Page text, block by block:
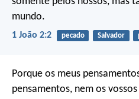
mundo.
1 João 2:2 pecado Salvador
Porque os meus
pensamentos, nem os